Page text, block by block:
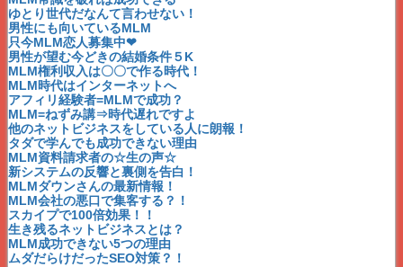
MLMドテラのアロマは食べられる？
MLMドテラのessentialオイル
中国MLM TIENS JAPAN
バイオクイーンYOSAの効果
ユニヴェール
クレス薬品
マイフレンド
シェラバトーン
ハッピーライン
日本ベスト
アストーラ
シルクィーン
ナチュミン・ジャパン
エッチアールディ
ペレグレイス
フォーライフリサーチジャパン
ローズライン
ビオライズ
ゆとり世代だなんて言わせない！
男性にも向いているMLM
只今MLM恋人募集中❤
男性が望む今どきの結婚条件５K
MLM権利収入は〇〇で作る時代！
MLM時代はインターネットへ
アフィリ経験者=MLMで成功？
MLM=ねずみ講⇒時代遅れですよ
他のネットビジネスをしている人に朗報！
タダで学んでも成功できない理由
MLM資料請求者の☆生の声☆
新システムの反響と裏側を告白！
MLMダウンさんの最新情報！
MLM会社の悪口で集客する？！
スカイプで100倍効果！！
生き残るネットビジネスとは？
MLM成功できない5つの理由
ムダだらけだったSEO対策？！